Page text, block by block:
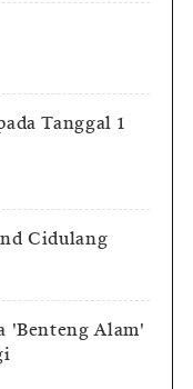
Tanggal 1
Cidulang
'Benteng Alam'